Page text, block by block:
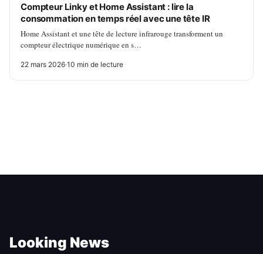
Compteur Linky et Home Assistant : lire la
consommation en temps réel avec une tête IR
Home Assistant et une tête de lecture infrarouge transforment un
compteur électrique numérique en s…
22 mars 2026·10 min de lecture
Looking News